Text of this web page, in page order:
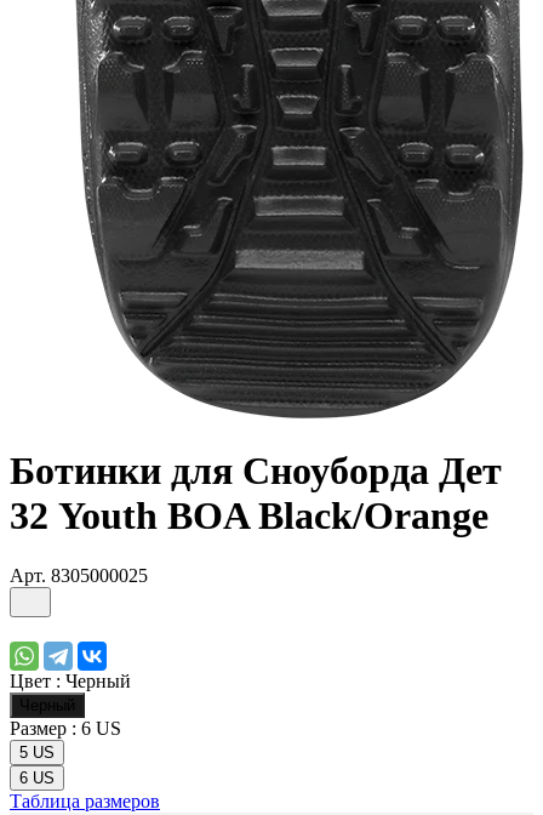
Ботинки для Сноуборда Дет
32 Youth BOA Black/Orange
Арт. 8305000025
Цвет : Черный
Черный
Размер : 6 US
5 US
6 US
Таблица размеров